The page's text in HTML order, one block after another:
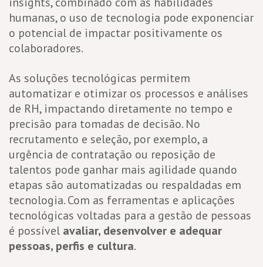
humanas, o uso de tecnologia pode exponenciar
o potencial de impactar positivamente os
colaboradores.
As soluções tecnológicas permitem
automatizar e otimizar os processos e análises
de RH, impactando diretamente no tempo e
precisão para tomadas de decisão. No
recrutamento e seleção, por exemplo, a
urgência de contratação ou reposição de
talentos pode ganhar mais agilidade quando
etapas são automatizadas ou respaldadas em
tecnologia. Com as ferramentas e aplicações
tecnológicas voltadas para a gestão de pessoas
é possível avaliar, desenvolver e adequar
pessoas, perfis e cultura.